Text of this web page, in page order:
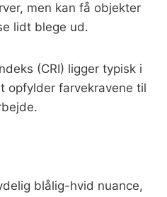
men kan få objekter
lidt blege ud.
(CRI) ligger typisk i
opfylder farvekravene til
blålig-hvid nuance,